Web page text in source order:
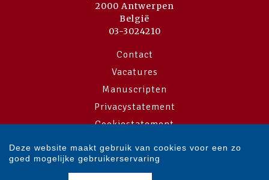
2000 Antwerpen
België
03-3024210
Contact
Vacatures
Manuscripten
Privacystatement
Cookiestatement
Cookie-instellingen
Deze website maakt gebruik van cookies voor een zo
goed mogelijke gebruikerservaring